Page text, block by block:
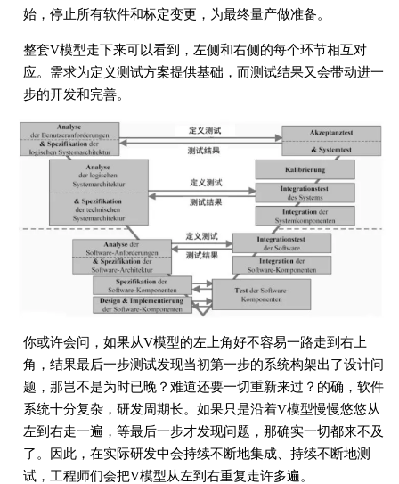
始，停止所有软件和标定变更，为最终量产做准备。
整套V模型走下来可以看到，左侧和右侧的每个环节相互对
应。需求为定义测试方案提供基础，而测试结果又会带动进一
步的开发和完善。
你或许会问，如果从V模型的左上角好不容易一路走到右上
角，结果最后一步测试发现当初第一步的系统构架出了设计问
题，那岂不是为时已晚？难道还要一切重新来过？的确，软件
系统十分复杂，研发周期长。如果只是沿着V模型慢慢悠悠从
左到右走一遍，等最后一步才发现问题，那确实一切都来不及
了。因此，在实际研发中会持续不断地集成、持续不断地测
试，工程师们会把V模型从左到右重复走许多遍。